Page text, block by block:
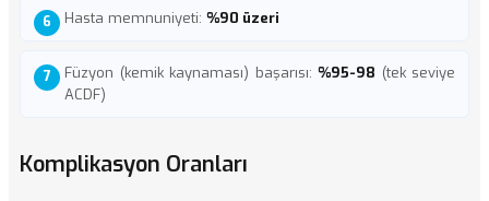
Hasta memnuniyeti: %90 üzeri
Füzyon (kemik kaynaması) başarısı: %95-98 (tek seviye
ACDF)
Komplikasyon Oranları